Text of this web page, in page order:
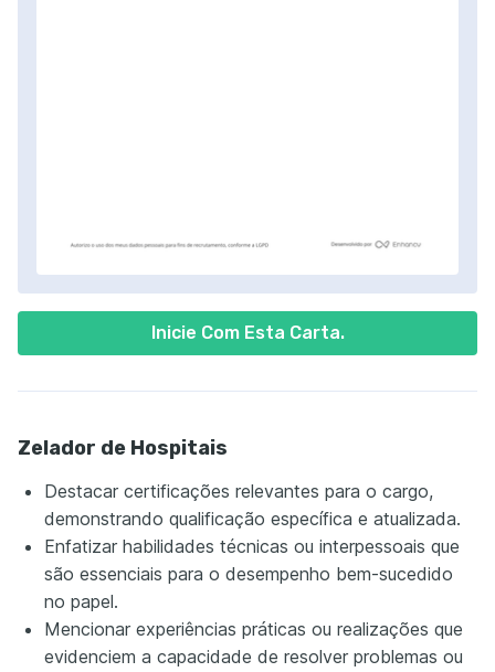
Inicie Com Esta Carta.
Zelador de Hospitais
Destacar certificações relevantes para o cargo,
demonstrando qualificação específica e atualizada.
Enfatizar habilidades técnicas ou interpessoais que
são essenciais para o desempenho bem-sucedido
no papel.
Mencionar experiências práticas ou realizações que
evidenciem a capacidade de resolver problemas ou